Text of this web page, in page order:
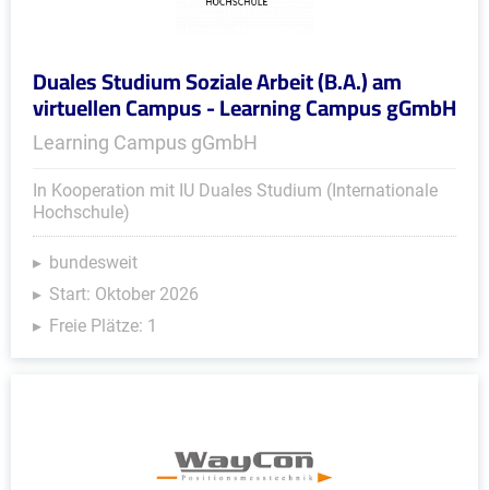
Duales Studium Soziale Arbeit (B.A.) am
virtuellen Campus - Learning Campus gGmbH
Learning Campus gGmbH
In Kooperation mit IU Duales Studium (Internationale
Hochschule)
bundesweit
Start: Oktober 2026
Freie Plätze: 1